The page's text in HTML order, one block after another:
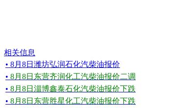
相关信息
• 8月8日潍坊弘润石化汽柴油报价
• 8月8日东营齐润化工汽柴油报价二调
• 8月8日淄博鑫泰石化汽柴油报价下跌
• 8月8日东营胜星化工汽柴油报价下跌